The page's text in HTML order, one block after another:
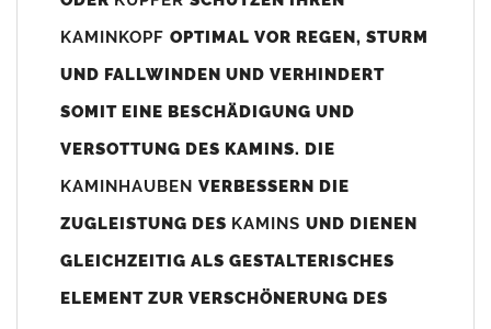
800mm x 740-800mm angefertigt (siehe Bild/Zeichnung unten).
angefertigt werden (bitte anfragen).
(siehe Bild/Zeichnung unten) angefertigt. Sollten die Bohrungen
nicht passen dann bitte "ohne"Bohrungen (Auswahlfeld)
bis 500mm Kaminbreite: Abstand vom Kaminrand ca.
80mm
KAMINKOPF OPTIMAL VOR REGEN, STURM
UND FALLWINDEN UND VERHINDERT
SOMIT EINE BESCHÄDIGUNG UND
VERSOTTUNG DES KAMINS. DIE
KAMINHAUBEN VERBESSERN DIE
ZUGLEISTUNG DES KAMINS UND DIENEN
GLEICHZEITIG ALS GESTALTERISCHES
ELEMENT ZUR VERSCHÖNERUNG DES